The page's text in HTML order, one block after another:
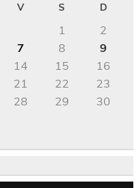
V S D
1
2
7 8
9
14 15
16
21 22
23
28 29
30